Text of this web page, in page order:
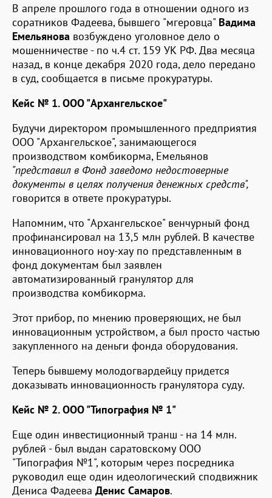
В апреле прошлого года в отношении одного из
соратников Фадеева, бывшего "мгеровца" Вадима
Емельянова возбуждено уголовное дело о
мошенничестве - по ч.4 ст. 159 УК РФ. Два месяца
назад, в конце декабря 2020 года, дело передано
в суд, сообщается в письме прокуратуры.
Кейс № 1. ООО "Архангельское"
Будучи директором промышленного предприятия
ООО "Архангельское", занимающегося
производством комбикорма, Емельянов
"представил в Фонд заведомо недостоверные
документы в целях получения денежных средств",
говорится в ответе прокуратуры.
Напомним, что "Архангельское" венчурный фонд
профинансировал на 13,5 млн рублей. В качестве
инновационного ноу-хау по представленным в
фонд документам был заявлен
автоматизированный гранулятор для
производства комбикорма.
Этот прибор, по мнению проверяющих, не был
инновационным устройством, а был просто частью
закупленного на деньги фонда оборудования.
Теперь бывшему молодогвардейцу придется
доказывать инновационность гранулятора суду.
Кейс № 2. ООО "Типография № 1"
Еще один инвестиционный транш - на 14 млн.
рублей - был выдан саратовскому ООО
"Типография №1", которым через посредника
руководил еще один идеологический сподвижник
Дениса Фадеева Денис Самаров.